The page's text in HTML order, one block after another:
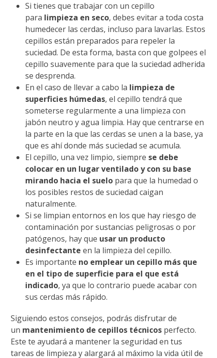
Si tienes que trabajar con un cepillo
para limpieza en seco, debes evitar a toda costa
humedecer las cerdas, incluso para lavarlas. Estos
cepillos están preparados para repeler la
suciedad. De esta forma, basta con que golpees el
cepillo suavemente para que la suciedad adherida
se desprenda.
En el caso de llevar a cabo la limpieza de
superficies húmedas, el cepillo tendrá que
someterse regularmente a una limpieza con
jabón neutro y agua limpia. Hay que centrarse en
la parte en la que las cerdas se unen a la base, ya
que es ahí donde más suciedad se acumula.
El cepillo, una vez limpio, siempre se debe
colocar en un lugar ventilado y con su base
mirando hacia el suelo para que la humedad o
los posibles restos de suciedad caigan
naturalmente.
Si se limpian entornos en los que hay riesgo de
contaminación por sustancias peligrosas o por
patógenos, hay que usar un producto
desinfectanteen la limpieza del cepillo.
Es importante no emplear un cepillo más que
en el tipo de superficie para el que está
indicado, ya que lo contrario puede acabar con
sus cerdas más rápido.
Siguiendo estos consejos, podrás disfrutar de
un mantenimiento de cepillos técnicos perfecto.
Este te ayudará a mantener la seguridad en tus
tareas de limpieza y alargará al máximo la vida útil de